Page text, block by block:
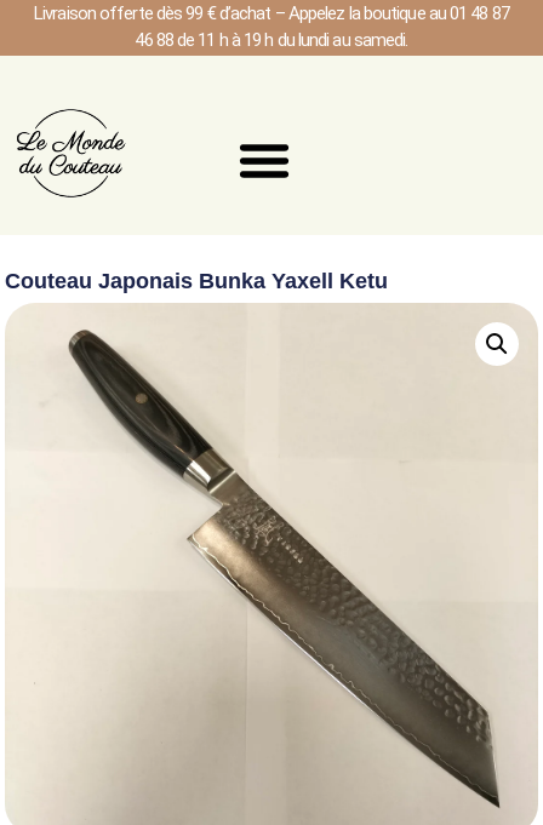
Livraison offerte dès 99 € d’achat – Appelez la boutique au 01 48 87
46 88 de 11 h à 19 h du lundi au samedi.
Couteau Japonais Bunka Yaxell Ketu